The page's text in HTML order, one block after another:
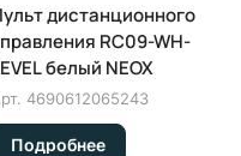
дистанционного
RC09-WH-
белый NEOX
4690612065243
Подробнее